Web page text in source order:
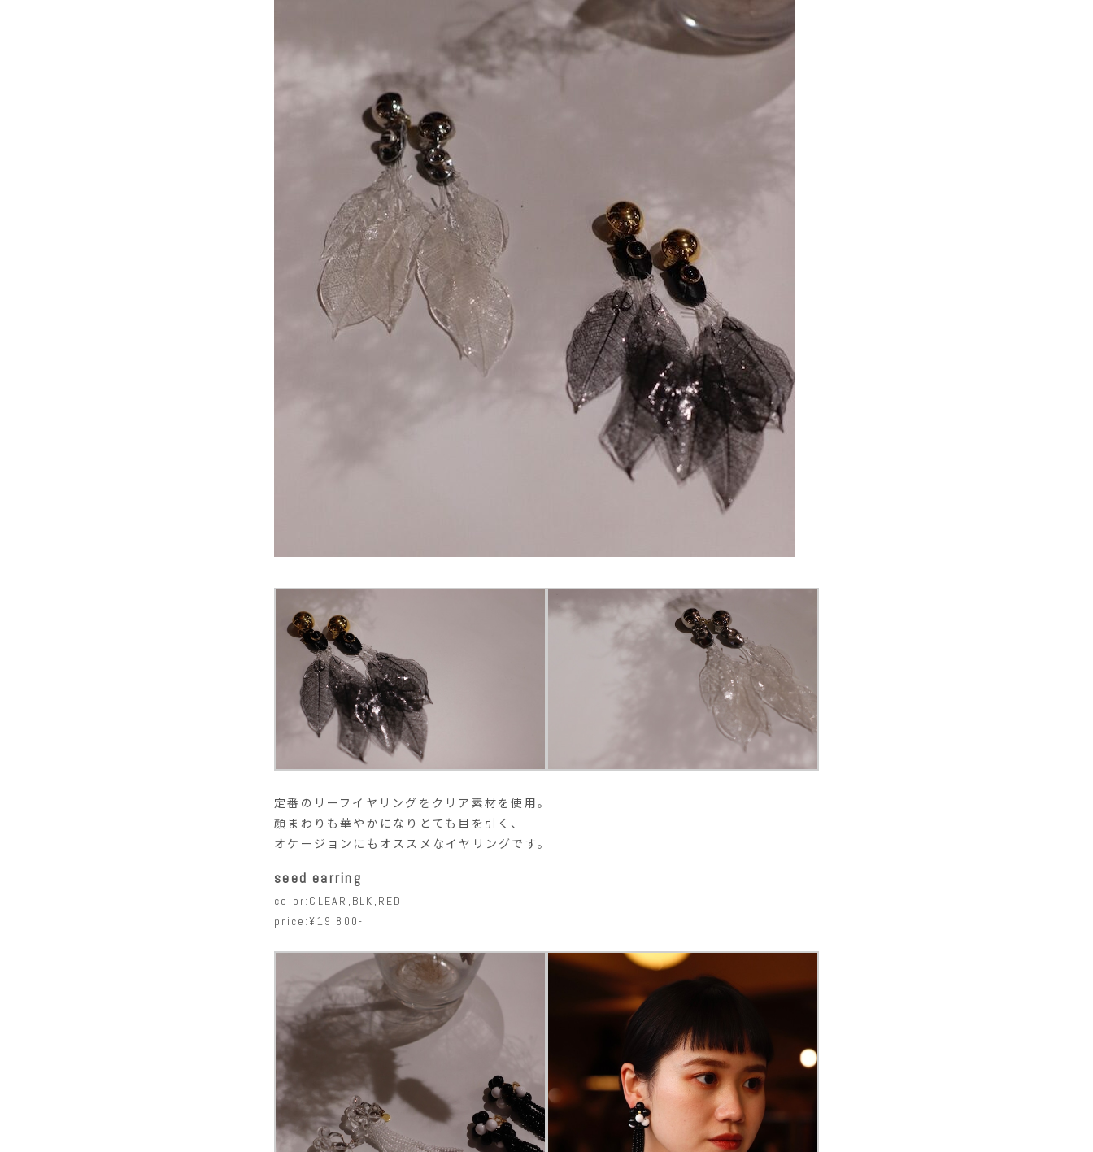
定番のリーフイヤリングをクリア素材を使用。
顔まわりも華やかになりとても目を引く、
オケージョンにもオススメなイヤリングです。
seed earring
color:CLEAR,BLK,RED
price:¥19,800-